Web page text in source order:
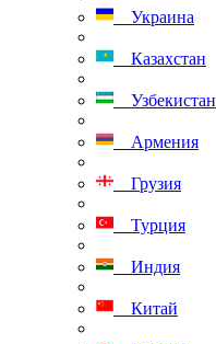
Украина
Казахстан
Узбекистан
Армения
Грузия
Турция
Индия
Китай